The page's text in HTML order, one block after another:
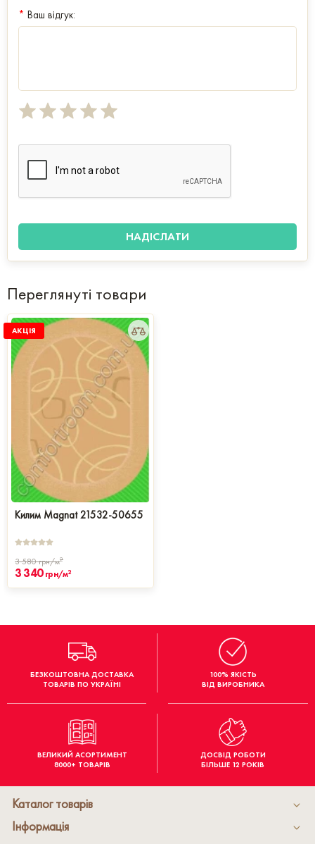
* Ваш відгук:
Переглянуті товари
АКЦІЯ
Килим Magnat 21532-50655
3 580грн/м2
3 340 грн/м2
БЕЗКОШТОВНА ДОСТАВКА
ТОВАРІВ ПО УКРАЇНІ
100% ЯКІСТЬ
ВІД ВИРОБНИКА
ВЕЛИКИЙ АСОРТИМЕНТ
8000+ ТОВАРІВ
ДОСВІД РОБОТИ
БІЛЬШЕ 12 РОКІВ
Каталог товарів
Інформація